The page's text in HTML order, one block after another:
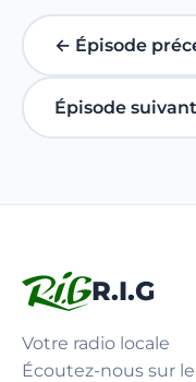
← Épisode
Épisode
R.I.G
Votre radio locale
Écoutez-nous sur